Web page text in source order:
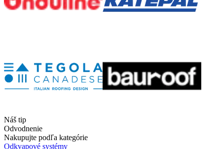
Náš tip
Odvodnenie
Nakupujte podľa kategórie
Odkvapové systémy